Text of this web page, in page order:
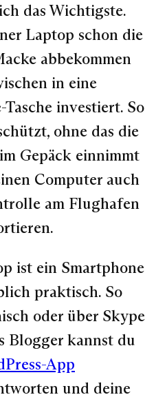
das Wichtigste.
Laptop schon die
abbekommen
in eine
investiert. So
ohne das die
Gepäck einnimmt
Computer auch
am Flughafen
ist ein Smartphone
praktisch. So
oder über Skype
Blogger kannst du
App
und deine